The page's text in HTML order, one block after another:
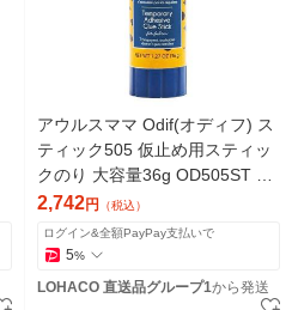
アウルスママ Odif(オディフ) ス
ティック505 仮止め用スティッ
クのり 大容量36g OD505ST 1
セット(2個)（直送品）
2,742円 （税込）
ログイン&全額PayPay支払いで
5%
LOHACO 直送品グループ1から発送